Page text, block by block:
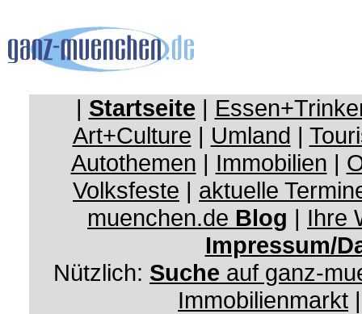
| Startseite |
Art+Culture | Umland |
Autothemen | Immobilien |
Volksfeste | aktuelle
muenchen.de Blog | Ihre
Impressum/
Nützlich: Suche auf ganz-
Immobilienmarkt